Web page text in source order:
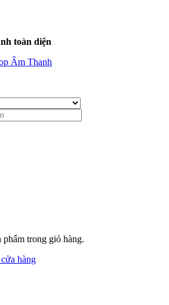
toàn diện
phẩm trong giỏ hàng.
hàng